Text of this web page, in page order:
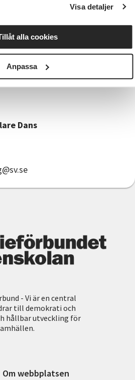
Visa detaljer
alla cookies
Anpassa
Dans
- Vi är en central
till demokrati och
hållbar utveckling för
Om webbplatsen